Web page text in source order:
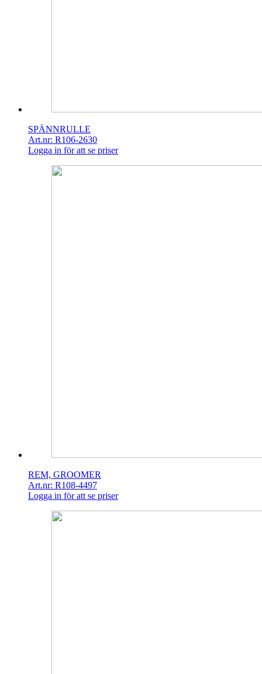
SPÄNNRULLE
Art.nr: R106-2630
Logga in för att se priser
REM, GROOMER
Art.nr: R108-4497
Logga in för att se priser